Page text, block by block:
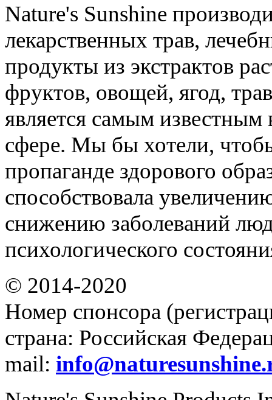
Nature's Sunshine
лекарственных трав,
продукты из экстрактов
фруктов, овощей, ягод,
является самым
сфере. Мы бы хотели,
пропаганде здорового
способствовала
снижению заболеваний
психологического
© 2014-2020
Номер спонсора
страна: Российская
mail: